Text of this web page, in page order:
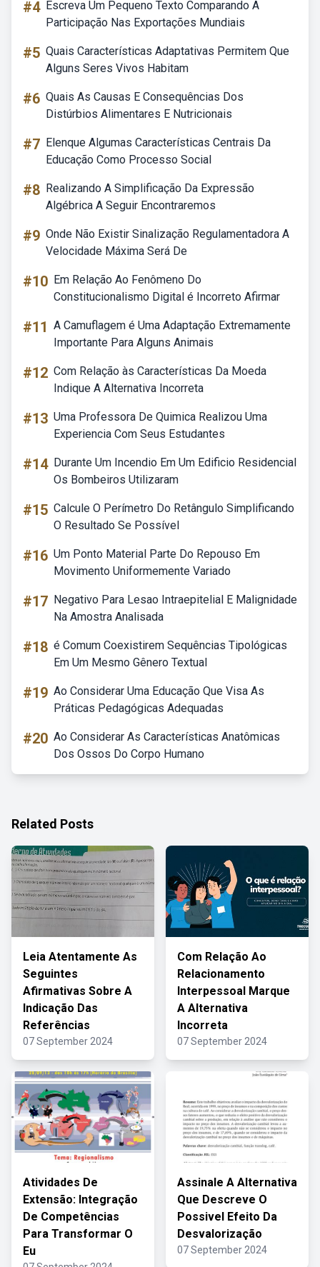
#4 Escreva Um Pequeno Texto Comparando A
Participação Nas Exportações Mundiais
#5 Quais Características Adaptativas Permitem Que
Alguns Seres Vivos Habitam
#6 Quais As Causas E Consequências Dos
Distúrbios Alimentares E Nutricionais
#7 Elenque Algumas Características Centrais Da
Educação Como Processo Social
#8 Realizando A Simplificação Da Expressão
Algébrica A Seguir Encontraremos
#9 Onde Não Existir Sinalização Regulamentadora A
Velocidade Máxima Será De
#10 Em Relação Ao Fenômeno Do
Constitucionalismo Digital é Incorreto Afirmar
#11 A Camuflagem é Uma Adaptação Extremamente
Importante Para Alguns Animais
#12 Com Relação às Características Da Moeda
Indique A Alternativa Incorreta
#13 Uma Professora De Quimica Realizou Uma
Experiencia Com Seus Estudantes
#14 Durante Um Incendio Em Um Edificio Residencial
Os Bombeiros Utilizaram
#15 Calcule O Perímetro Do Retângulo Simplificando
O Resultado Se Possível
#16 Um Ponto Material Parte Do Repouso Em
Movimento Uniformemente Variado
#17 Negativo Para Lesao Intraepitelial E Malignidade
Na Amostra Analisada
#18 é Comum Coexistirem Sequências Tipológicas
Em Um Mesmo Gênero Textual
#19 Ao Considerar Uma Educação Que Visa As
Práticas Pedagógicas Adequadas
#20 Ao Considerar As Características Anatômicas
Dos Ossos Do Corpo Humano
Related Posts
Leia Atentamente As
Seguintes
Afirmativas Sobre A
Indicação Das
Referências
07 September 2024
Com Relação Ao
Relacionamento
Interpessoal Marque
A Alternativa
Incorreta
07 September 2024
Atividades De
Extensão: Integração
De Competências
Para Transformar O
Eu
Assinale A Alternativa
Que Descreve O
Possivel Efeito Da
Desvalorização
07 September 2024